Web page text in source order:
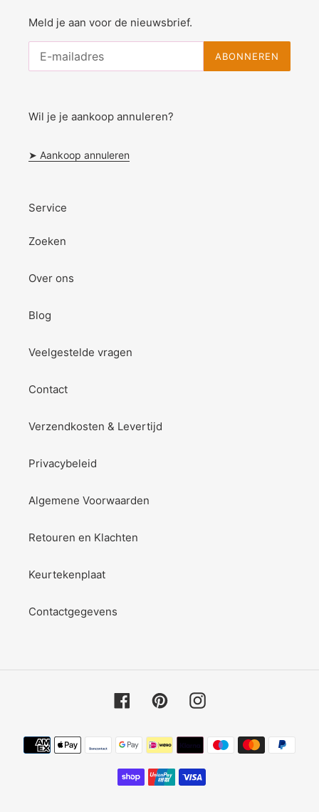
Meld je aan voor de nieuwsbrief.
ABONNEREN
Wil je je aankoop annuleren?
➤ Aankoop annuleren
Service
Zoeken
Over ons
Blog
Veelgestelde vragen
Contact
Verzendkosten & Levertijd
Privacybeleid
Algemene Voorwaarden
Retouren en Klachten
Keurtekenplaat
Contactgegevens
FacebookPinterestInstagram
Betaalmethoden